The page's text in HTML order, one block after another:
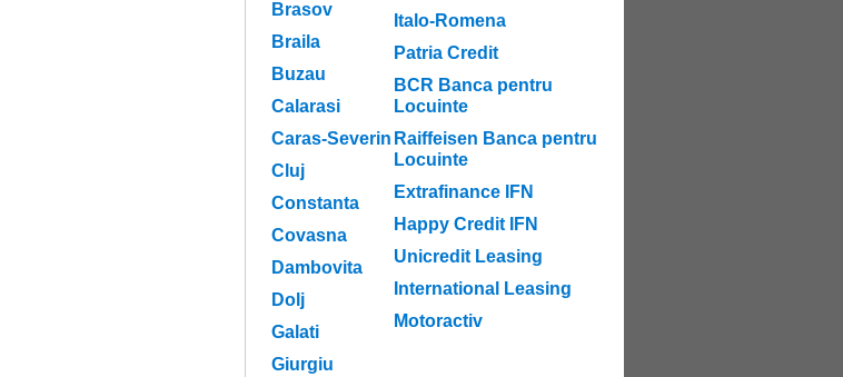
Brasov
Braila
Buzau
Calarasi
Caras-Severin
Cluj
Constanta
Covasna
Dambovita
Dolj
Galati
Giurgiu
Italo-Romena
Patria Credit
BCR Banca pentru
Locuinte
Raiffeisen Banca pentru
Locuinte
Extrafinance IFN
Happy Credit IFN
Unicredit Leasing
International Leasing
Motoractiv